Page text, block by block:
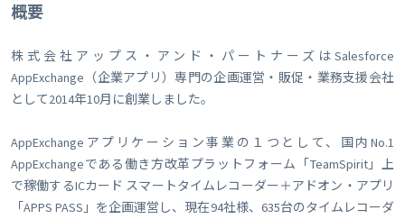
概要
株式会社アップス・アンド・パートナーズはSalesforce
AppExchange（企業アプリ）専門の企画運営・販促・業務支援会社
として2014年10月に創業しました。
AppExchangeアプリケーション事業の１つとして、国内No.1
AppExchangeである働き方改革プラットフォーム「TeamSpirit」上
で稼働するICカード スマートタイムレコーダー＋アドオン・アプリ
「APPS PASS」を企画運営し、現在94社様、635台のタイムレコーダ